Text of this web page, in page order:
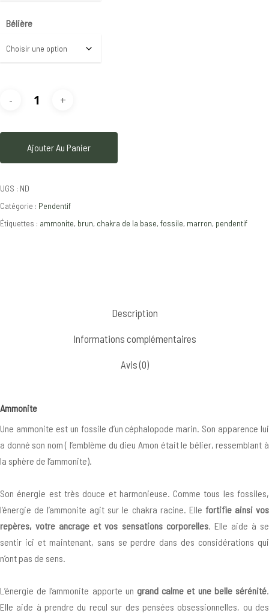
Bélière
Ajouter Au Panier
UGS : ND
Catégorie : Pendentif
Étiquettes : ammonite, brun, chakra de la base, fossile, marron, pendentif
Description
Informations complémentaires
Avis (0)
Ammonite
Une ammonite est un fossile d’un céphalopode marin. Son apparence lui
a donné son nom ( l’emblème du dieu Amon était le bélier, ressemblant à
la sphère de l’ammonite).
Son énergie est très douce et harmonieuse. Comme tous les fossiles,
l’énergie de l’ammonite agit sur le chakra racine. Elle fortifie ainsi vos
repères, votre ancrage et vos sensations corporelles. Elle aide à se
sentir ici et maintenant, sans se perdre dans des considérations qui
n’ont pas de sens.
L’énergie de l’ammonite apporte un grand calme et une belle sérénité.
Elle aide à prendre du recul sur des pensées obsessionnelles, ou des